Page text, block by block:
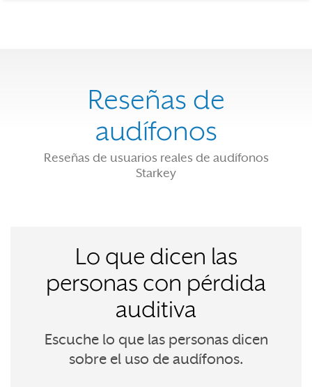
Reseñas de
audífonos
Reseñas de usuarios reales de audífonos
Starkey
Lo que dicen las
personas con pérdida
auditiva
Escuche lo que las personas dicen
sobre el uso de audífonos.